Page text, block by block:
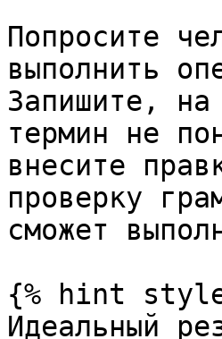
Попросите
выполнить
Запишите,
термин не
внесите
проверку
сможет
{% hint
Идеальный